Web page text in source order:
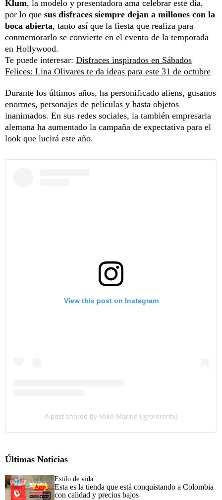
Klum, la modelo y presentadora ama celebrar este día,
por lo que sus disfraces siempre dejan a millones con la
boca abierta, tanto así que la fiesta que realiza para
conmemorarlo se convierte en el evento de la temporada
en Hollywood.
Te puede interesar: Disfraces inspirados en Sábados
Felices: Lina Olivares te da ideas para este 31 de octubre
Durante los últimos años, ha personificado aliens, gusanos
enormes, personajes de películas y hasta objetos
inanimados. En sus redes sociales, la también empresaria
alemana ha aumentado la campaña de expectativa para el
look que lucirá este año.
View this post on Instagram
A post shared by Mike Marino (@prorenfx)
Últimas Noticias
Estilo de vida
Esta es la tienda que está conquistando a Colombia
con calidad y precios bajos